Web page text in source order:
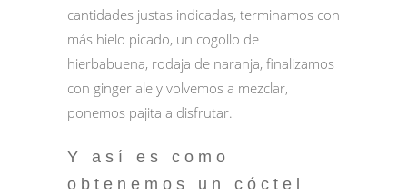
cantidades justas indicadas, terminamos con
más hielo picado, un cogollo de
hierbabuena, rodaja de naranja, finalizamos
con ginger ale y volvemos a mezclar,
ponemos pajita a disfrutar.
Y así es como
obtenemos un cóctel